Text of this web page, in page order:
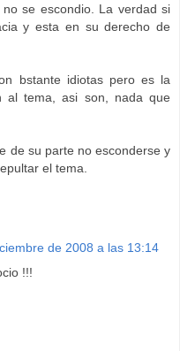
se escondio. La verdad si
y esta en su derecho de
bstante idiotas pero es la
al tema, asi son, nada que
de su parte no esconderse y
el tema.
de 2008 a las 13:14
!!!